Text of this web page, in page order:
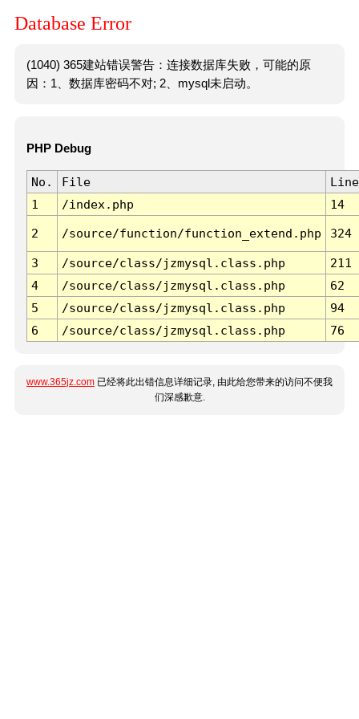
Database Error
(1040) 365建站错误警告：连接数据库失败，可能的原
因：1、数据库密码不对; 2、mysql未启动。
PHP Debug
No. File
Line
1
/index.php 14
2 /source/function/function_extend.php 324
3 /source/class/jzmysql.class.php
211
4
/source/class/jzmysql.class.php
62
5
/source/class/jzmysql.class.php
94
6
/source/class/jzmysql.class.php 76
www.365jz.com 已经将此出错信息详细记录, 由此给您带来的访问不便我
们深感歉意.